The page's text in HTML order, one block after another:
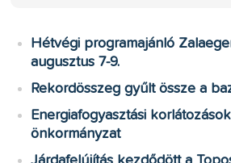
Hétvégi programajánló
augusztus 7-9.
Rekordösszeg gyűlt össze a
Energiafogyasztási
önkormányzat